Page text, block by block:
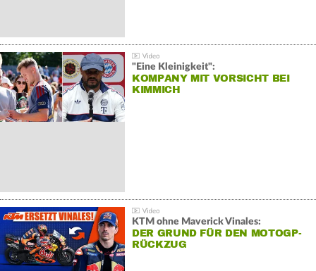
"Eine Kleinigkeit":
KOMPANY MIT VORSICHT BEI
KIMMICH
KTM ohne Maverick Vinales:
DER GRUND FÜR DEN MOTOGP-
RÜCKZUG